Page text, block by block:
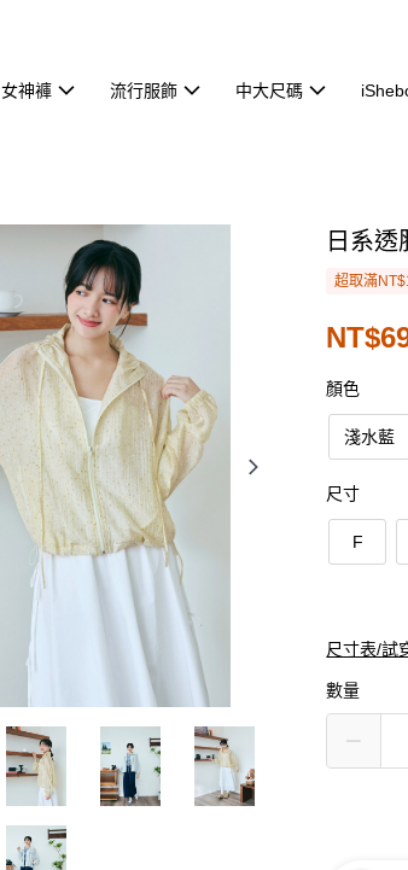
女神褲 流行服飾 中大尺碼
日系
超取滿
顏色
淺水藍
尺寸
F
尺寸表/試
數量